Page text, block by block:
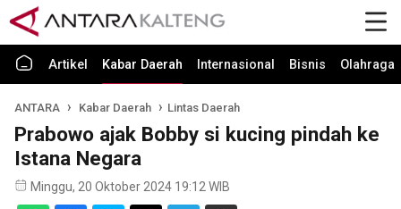
Artikel Kabar Daerah Internasional Bisnis Olahraga
ANTARA Kabar Daerah Lintas Daerah
Prabowo ajak Bobby si kucing pindah ke
Istana Negara
Minggu, 20 Oktober 2024 19:12 WIB